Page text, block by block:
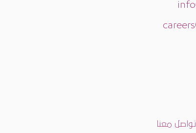
تواصل معنا